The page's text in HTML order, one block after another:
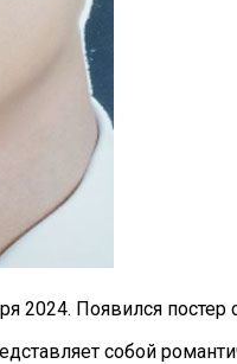
Появился постер
собой